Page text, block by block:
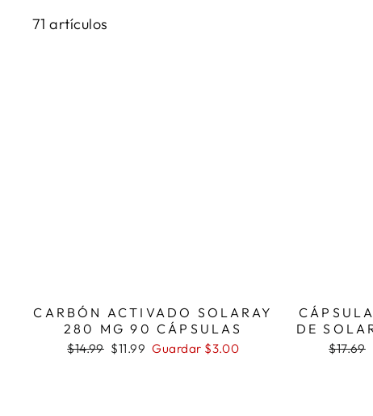
71 artículos
CARBÓN ACTIVADO SOLARAY
280 MG 90 CÁPSULAS
Precio
$14.99 Precio
$11.99 Guardar $3.00
DE
Precio
$17.69